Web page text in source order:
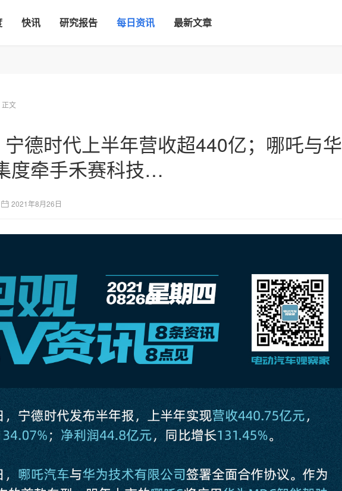
快讯 研究报告 每日资讯 最新文章
正文
德时代上半年营收超440亿；哪吒与华
度牵手禾赛科技…
2021年8月26日